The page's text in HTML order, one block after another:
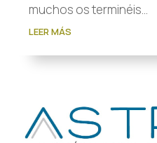
muchos os terminéis...
LEER MÁS